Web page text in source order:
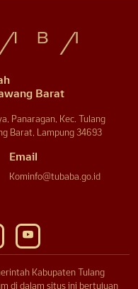
Barat
Panaragan, Kec. Tulang
Barat, Lampung 34693
Email
Kominfo@tubaba.go.id
Kabupaten Tulang
di dalam situs ini bertujuan